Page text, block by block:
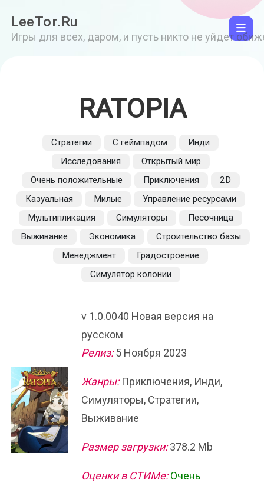
LeeTor.Ru
Игры для всех, даром, и пусть никто не уйдет
RATOPIA
Стратегии С геймпадом
Инди
Исследования
Открытый мир
Очень положительные
Приключения
2D
Казуальная
Милые
Управление ресурсами
Мультипликация
Симуляторы
Песочница
Выживание
Экономика
Строительство базы
Менеджмент
Градостроение
Симулятор колонии
v 1.0.0040 Новая версия на
русском
Релиз:5 Ноября 2023
Жанры:Приключения, Инди,
Симуляторы, Стратегии,
Выживание
Размер загрузки:378.2 Mb
Оценки в СТИМе: Очень